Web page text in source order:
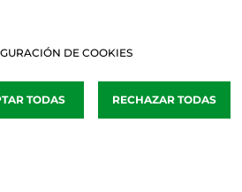
Gipuzko Buru Batzar
DE COOKIES
TODAS RECHAZAR TODAS